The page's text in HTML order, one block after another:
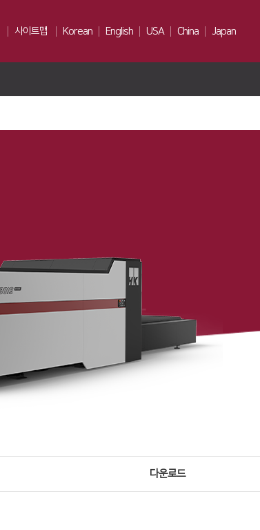
사이트맵 Korean English USA China Japan
다운로드